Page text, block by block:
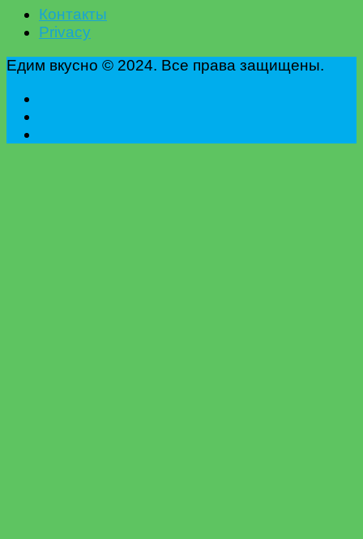
Контакты
Privacy
Едим вкусно © 2024. Все права защищены.